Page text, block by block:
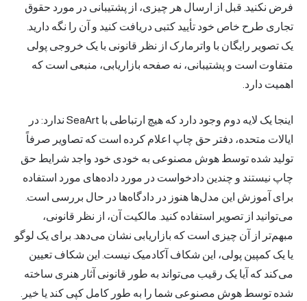
فرض نکنید. قبل از ارسال هر چیزی، از پشتیبانی در مورد حقوق
تجاری طرح خاص خود تأیید کتبی دریافت کنید و آن را نگه دارید.
یک تصویر رایگان با واترمارک از نظر قانونی با یک خروجی پولی
متفاوت است و پشتیبانی، نه صفحه بازاریابی، منبعی است که
اهمیت دارد.
اینجا یک لایه دوم وجود دارد که هیچ ارتباطی با SeaArt ندارد: در
ایالات متحده، دفتر حق چاپ اعلام کرده است که تصاویر صرفاً
تولید شده توسط هوش مصنوعی به خودی خود واجد شرایط حق
چاپ نیستند و چندین دادخواست در مورد داده‌های مورد استفاده
برای آموزش این مدل‌ها هنوز در دادگاه‌ها در حال بررسی است.
می‌توانید از تصویر استفاده کنید. مالکیت آن، از نظر قانونی،
مبهم‌تر از آن چیزی است که بازاریابی نشان می‌دهد. برای یک لوگو
یا یک کمپین پولی، این شکاف آکادمیک نیست. این شکاف تعیین
می‌کند که آیا یک رقیب می‌تواند به طور قانونی آثار هنری ساخته
شده توسط هوش مصنوعی شما را به طور کامل کپی کند یا خیر.